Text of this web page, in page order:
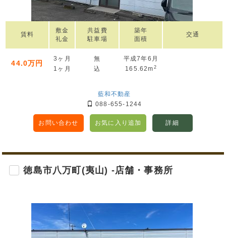
賃料
敷金
礼金
共益費
駐車場
築年
面積
交通
44.0万円
3ヶ月
1ヶ月
無
込
平成7年6月
165.62m 2
藍和不動産
088-655-1244
お問い合わせ お気に入り追加 詳細
徳島市八万町(夷山) -店舗・事務所